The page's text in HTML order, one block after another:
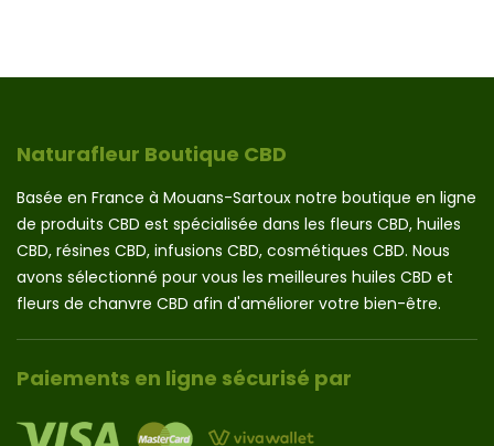
Naturafleur Boutique CBD
Basée en France à Mouans-Sartoux notre boutique en ligne
de produits CBD est spécialisée dans les fleurs CBD, huiles
CBD, résines CBD, infusions CBD, cosmétiques CBD. Nous
avons sélectionné pour vous les meilleures huiles CBD et
fleurs de chanvre CBD afin d'améliorer votre bien-être.
Paiements en ligne sécurisé par